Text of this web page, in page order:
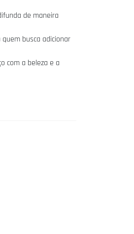
de maneira
busca adicionar
com a beleza e a